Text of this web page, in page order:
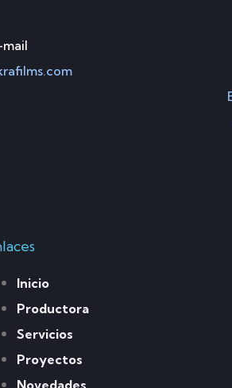
mail
Inicio
Productora
Servicios
Proyectos
Novedades